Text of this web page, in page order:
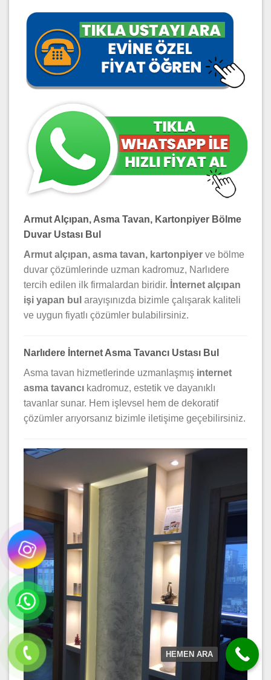
Armut Alçıpan, Asma Tavan, Kartonpiyer Bölme
Duvar Ustası Bul
Armut alçıpan, asma tavan, kartonpiyer ve bölme
duvar çözümlerinde uzman kadromuz, Narlıdere
tercih edilen ilk firmalardan biridir. İnternet alçıpan
işi yapan bul arayışınızda bizimle çalışarak kaliteli
ve uygun fiyatlı çözümler bulabilirsiniz.
Narlıdere İnternet Asma Tavancı Ustası Bul
Asma tavan hizmetlerinde uzmanlaşmış internet
asma tavancı kadromuz, estetik ve dayanıklı
tavanlar sunar. Hem işlevsel hem de dekoratif
çözümler arıyorsanız bizimle iletişime geçebilirsiniz.
HEMEN ARA